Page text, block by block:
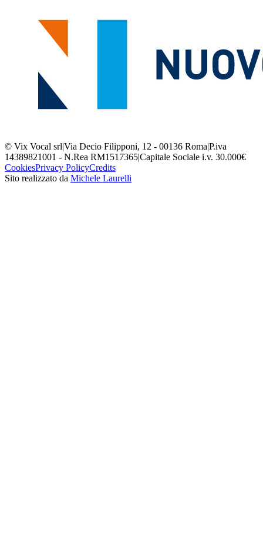
© Vix Vocal srl|Via Decio Filipponi, 12 - 00136 Roma|P.iva
14389821001 - N.Rea RM1517365|Capitale Sociale i.v. 30.000€
CookiesPrivacy PolicyCredits
Sito realizzato da Michele Laurelli